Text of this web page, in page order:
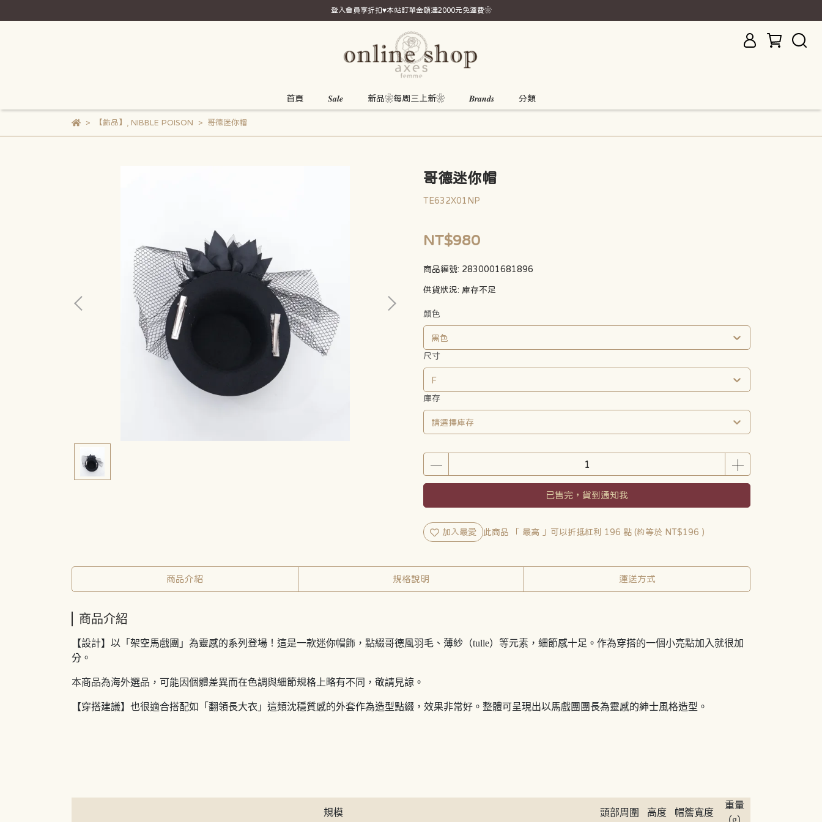
登入會員享折扣♥本站訂單金額達2000元免運費❀
首頁 𝑺𝒂𝒍𝒆 新品❀每周三上新❀ 𝑩𝒓𝒂𝒏𝒅𝒔 分類
【飾品】 NIBBLE POISON 哥德迷你帽
哥德迷你帽
TE632X01NP
NT$980
商品編號: 2830001681896
供貨狀況: 庫存不足
顏色
尺寸
庫存
已售完，貨到通知我
加入最愛 此商品 「 最高 」可以折抵紅利 196 點 (約等於 NT$196 )
商品介紹 規格說明 運送方式
商品介紹
【設計】以「架空馬戲團」為靈感的系列登場！這是一款迷你帽飾，點綴哥德風羽毛、薄紗（tulle）等元素，細節感十足。作為穿搭的一個小亮點加入就很加
分。
本商品為海外選品，可能因個體差異而在色調與細節規格上略有不同，敬請見諒。
【穿搭建議】也很適合搭配如「翻領長大衣」這類沈穩質感的外套作為造型點綴，效果非常好。整體可呈現出以馬戲團團長為靈感的紳士風格造型。
規模 頭部周圍 高度 帽簷寬度
重量
（g）